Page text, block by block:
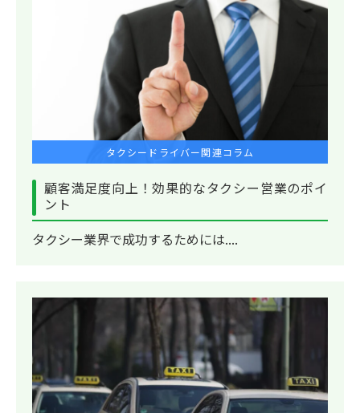
タクシードライバー関連コラム
顧客満足度向上！効果的なタクシー営業のポイ
ント
タクシー業界で成功するためには....